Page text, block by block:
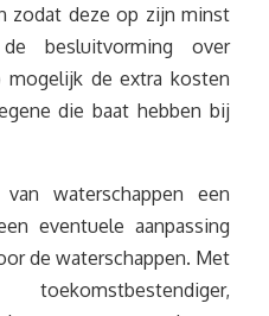
zodat deze op zijn minst
besluitvorming over
de extra kosten
die baat hebben bij
waterschappen een
eventuele aanpassing
de waterschappen. Met